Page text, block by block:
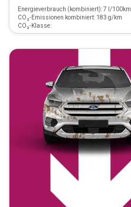
Energieverbrauch (kombiniert): 7 l/100km
CO₂-Emissionen kombiniert: 183 g/km
CO₂-Klasse: